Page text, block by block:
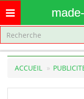
Toggle
navigation
ACCUEIL